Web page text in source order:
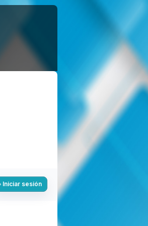
Iniciar sesión